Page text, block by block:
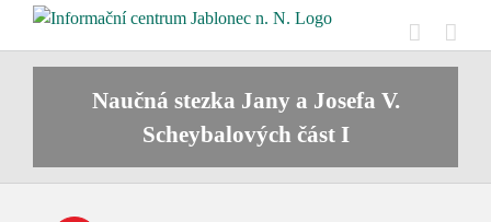
Přeskočit
obsah
Naučná stezka Jany a Josefa V.
Scheybalových část I